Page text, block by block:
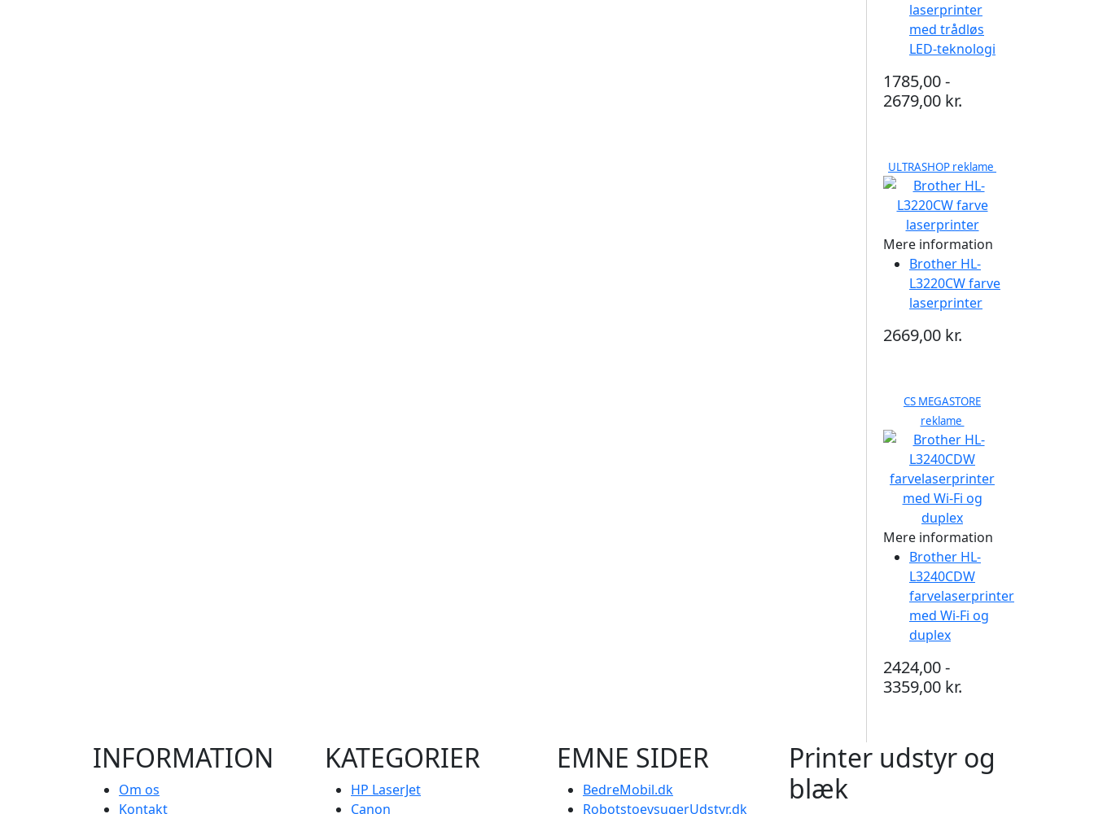
laserprinter
med trådløs
LED-teknologi
1785,00 -
2679,00 kr.
ULTRASHOP reklame
Mere information
Brother HL-
L3220CW farve
laserprinter
2669,00 kr.
CS MEGASTORE
reklame
Mere information
Brother HL-
L3240CDW
farvelaserprinter
med Wi-Fi og
duplex
2424,00 -
3359,00 kr.
INFORMATION
Om os
Kontakt
KATEGORIER
HP LaserJet
Canon
EMNE SIDER
BedreMobil.dk
RobotstoevsugerUdstyr.dk
Printer udstyr og
blæk